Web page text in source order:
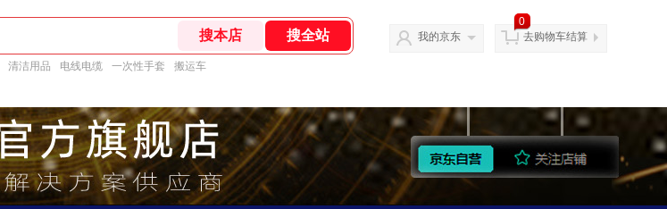
清洁用品 电线电缆 一次性手套 搬运车
我的京东
0
去购物车结算